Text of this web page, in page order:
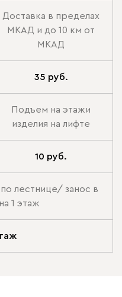
Доставка в пределах
МКАД и до 10 км от
МКАД
35 руб.
Подъем на этажи
изделия на лифте
10 руб.
лестнице/ занос в
1 этаж